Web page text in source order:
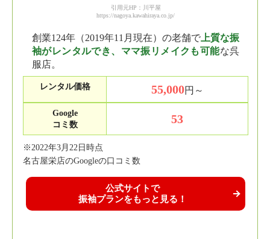
引用元HP：川平屋
https://nagoya.kawahiraya.co.jp/
創業124年（2019年11月現在）の老舗で 上質な振
袖がレンタルでき、ママ振リメイクも可能な呉
服店。
レンタル価格 55,000円～
Google
コミ数
53
※2022年3月22日時点
名古屋栄店のGoogleの口コミ数
公式サイトで
振袖プランをもっと見る！